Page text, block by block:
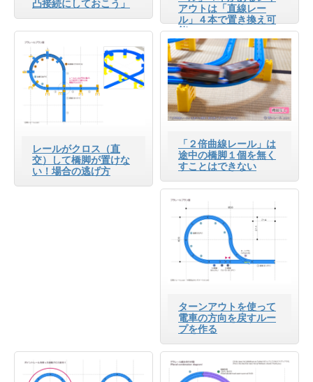
凸接続にしておこう」
アウトは「直線レー
ル」４本で置き換え可
能
レールがクロス（直
交）して橋脚が置けな
い！場合の逃げ方
「２倍曲線レール」は
途中の橋脚１個を無く
すことはできない
ターンアウトを使って
電車の方向を戻すルー
プを作る